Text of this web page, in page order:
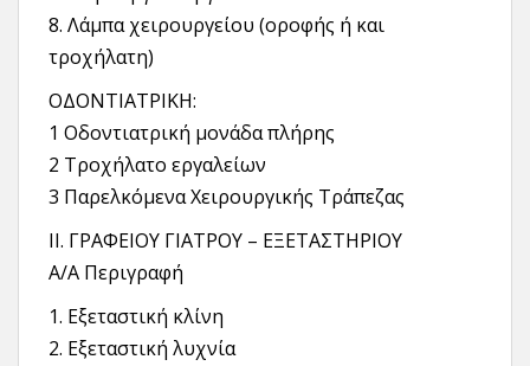
8. Λάμπα χειρουργείου (οροφής ή και
τροχήλατη)
ΟΔΟΝΤΙΑΤΡΙΚΗ:
1 Οδοντιατρική μονάδα πλήρης
2 Τροχήλατο εργαλείων
3 Παρελκόμενα Χειρουργικής Τράπεζας
ΙΙ. ΓΡΑΦΕΙΟΥ ΓΙΑΤΡΟΥ – ΕΞΕΤΑΣΤΗΡΙΟΥ
Α/Α Περιγραφή
1. Εξεταστική κλίνη
2. Εξεταστική λυχνία